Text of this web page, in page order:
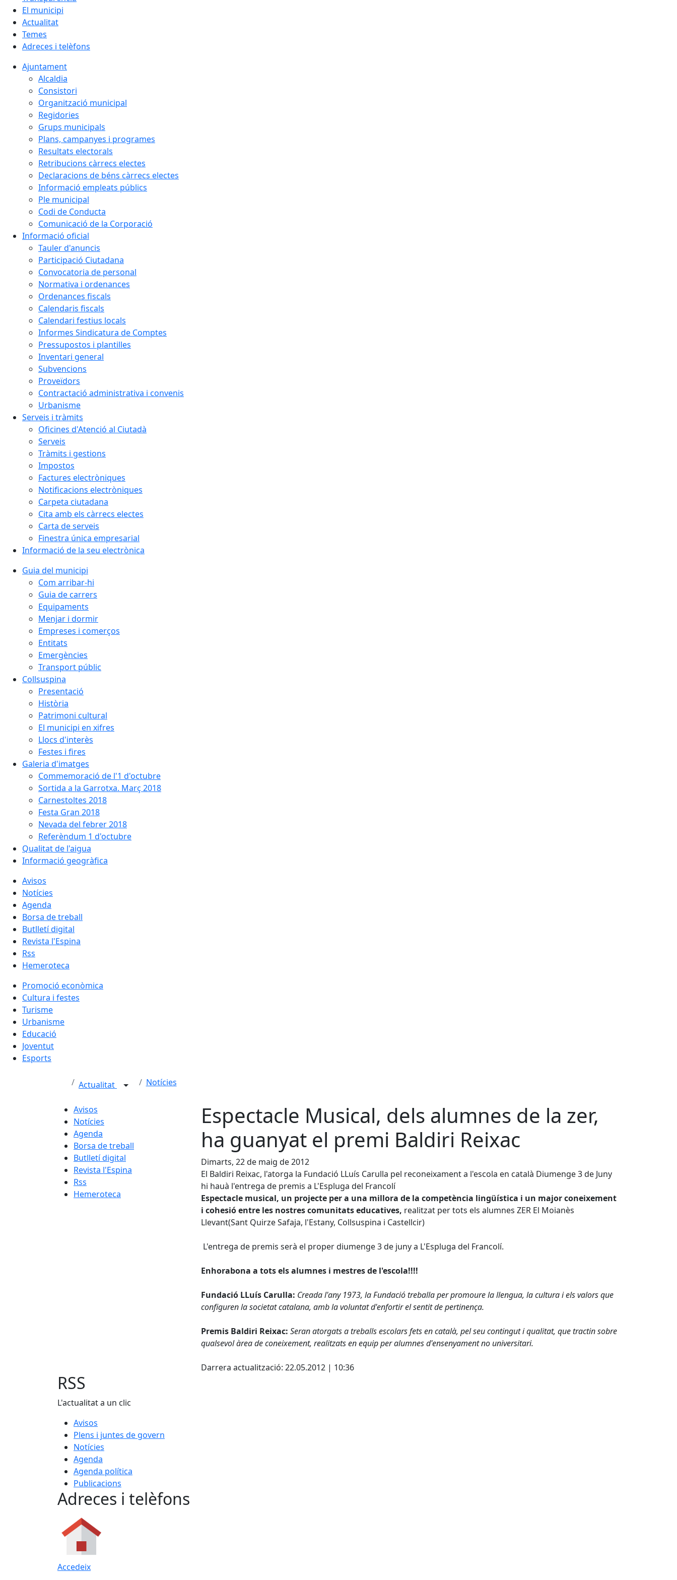
El municipi
Actualitat
Temes
Adreces i telèfons
Ajuntament
Alcaldia
Consistori
Organització municipal
Regidories
Grups municipals
Plans, campanyes i programes
Resultats electorals
Retribucions càrrecs electes
Declaracions de béns càrrecs electes
Informació empleats públics
Ple municipal
Codi de Conducta
Comunicació de la Corporació
Informació oficial
Tauler d'anuncis
Participació Ciutadana
Convocatoria de personal
Normativa i ordenances
Ordenances fiscals
Calendaris fiscals
Calendari festius locals
Informes Sindicatura de Comptes
Pressupostos i plantilles
Inventari general
Subvencions
Proveïdors
Contractació administrativa i convenis
Urbanisme
Serveis i tràmits
Oficines d'Atenció al Ciutadà
Serveis
Tràmits i gestions
Impostos
Factures electròniques
Notificacions electròniques
Carpeta ciutadana
Cita amb els càrrecs electes
Carta de serveis
Finestra única empresarial
Informació de la seu electrònica
Guia del municipi
Com arribar-hi
Guia de carrers
Equipaments
Menjar i dormir
Empreses i comerços
Entitats
Emergències
Transport públic
Collsuspina
Presentació
Història
Patrimoni cultural
El municipi en xifres
Llocs d'interès
Festes i fires
Galeria d'imatges
Commemoració de l'1 d'octubre
Sortida a la Garrotxa. Març 2018
Carnestoltes 2018
Festa Gran 2018
Nevada del febrer 2018
Referèndum 1 d'octubre
Qualitat de l'aigua
Informació geogràfica
Avisos
Notícies
Agenda
Borsa de treball
Butlletí digital
Revista l'Espina
Rss
Hemeroteca
Promoció econòmica
Cultura i festes
Turisme
Urbanisme
Educació
Joventut
Esports
Actualitat Notícies
Avisos
Notícies
Agenda
Borsa de treball
Butlletí digital
Revista l'Espina
Rss
Hemeroteca
Espectacle Musical, dels alumnes de la zer,
ha guanyat el premi Baldiri Reixac
Dimarts, 22 de maig de 2012
El Baldiri Reixac, l'atorga la Fundació LLuís Carulla pel reconeixament a l'escola en català Diumenge 3 de Juny
hi hauà l'entrega de premis a L'Espluga del Francolí
Espectacle musical, un projecte per a una millora de la competència lingüística i un major coneixement
i cohesió entre les nostres comunitats educatives, realitzat per tots els alumnes ZER El Moianès
Llevant(Sant Quirze Safaja, l'Estany, Collsuspina i Castellcir)
L'entrega de premis serà el proper diumenge 3 de juny a L'Espluga del Francolí.
Enhorabona a tots els alumnes i mestres de l'escola!!!!
Fundació LLuís Carulla: Creada l'any 1973, la Fundació treballa per promoure la llengua, la cultura i els valors que
configuren la societat catalana, amb la voluntat d'enfortir el sentit de pertinença.
Premis Baldiri Reixac: Seran atorgats a treballs escolars fets en català, pel seu contingut i qualitat, que tractin sobre
qualsevol àrea de coneixement, realitzats en equip per alumnes d'ensenyament no universitari.
Darrera actualització: 22.05.2012 | 10:36
RSS
L'actualitat a un clic
Avisos
Plens i juntes de govern
Notícies
Agenda
Agenda política
Publicacions
Adreces i telèfons
Accedeix